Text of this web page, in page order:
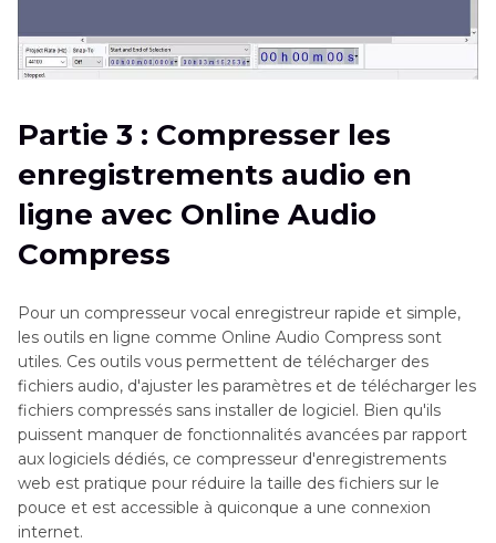
Partie 3 : Compresser les
enregistrements audio en
ligne avec Online Audio
Compress
Pour un compresseur vocal enregistreur rapide et simple,
les outils en ligne comme Online Audio Compress sont
utiles. Ces outils vous permettent de télécharger des
fichiers audio, d'ajuster les paramètres et de télécharger les
fichiers compressés sans installer de logiciel. Bien qu'ils
puissent manquer de fonctionnalités avancées par rapport
aux logiciels dédiés, ce compresseur d'enregistrements
web est pratique pour réduire la taille des fichiers sur le
pouce et est accessible à quiconque a une connexion
internet.